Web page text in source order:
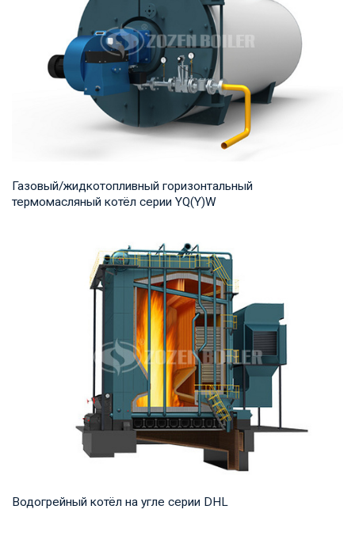
Газовый/жидкотопливный горизонтальный
термомасляный котёл серии YQ(Y)W
мощность продукта: 700-14,000 кВт Температур...
Водогрейный котёл на угле серии DHL